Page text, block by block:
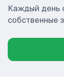
Каждый день
собственные